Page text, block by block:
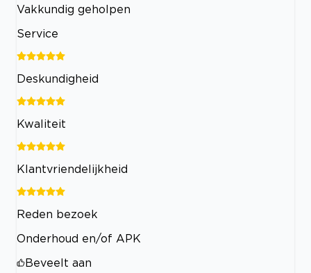
Vakkundig geholpen
Service
Deskundigheid
Kwaliteit
Klantvriendelijkheid
Reden bezoek
Onderhoud en/of APK
Beveelt aan